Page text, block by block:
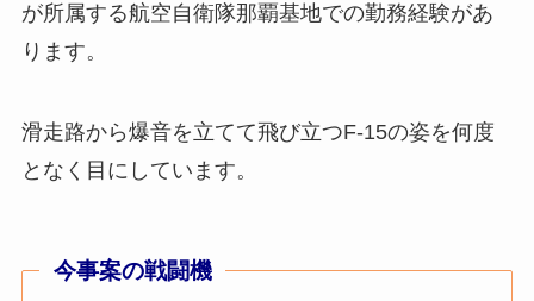
が所属する航空自衛隊那覇基地での勤務経験があ
ります。
滑走路から爆音を立てて飛び立つF-15の姿を何度
となく目にしています。
今事案の戦闘機